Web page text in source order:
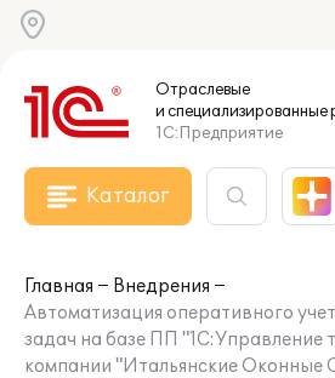
Отраслевые
и специализированные
1С:Предприятие
Каталог
Главная
Внедрения
Автоматизация оперативного
задач на базе ПП "1С:Управление
компании "Итальянские Оконные